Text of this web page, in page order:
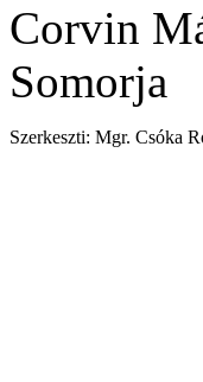
Corvin
Somorja
Szerkeszti: Mgr. Csóka